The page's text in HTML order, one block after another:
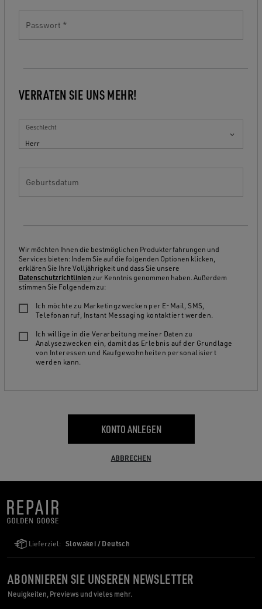
Passwort
VERRATEN SIE UNS MEHR!
Herr
Geschlecht
Geburtsdatum
Wir möchten Ihnen die bestmöglichen Produkterfahrungen und
Services bieten: Indem Sie auf die folgenden Optionen klicken,
erklären Sie Ihre Volljährigkeit und dass Sie unsere
Datenschutzrichtlinien zur Kenntnis genommen haben. Außerdem
stimmen Sie Folgendem zu:
Ich möchte zu Marketingzwecken per E-Mail, SMS,
Telefonanruf, Instant Messaging kontaktiert werden.
Ich willige in die Verarbeitung meiner Daten zu
Analysezwecken ein, damit das Erlebnis auf der Grundlage
von Interessen und Kaufgewohnheiten personalisiert
werden kann.
KONTO ANLEGEN
ABBRECHEN
Lieferziel: Slowakei / Deutsch
ABONNIEREN SIE UNSEREN NEWSLETTER
Neuigkeiten, Previews und vieles mehr.